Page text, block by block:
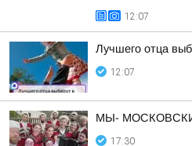
12:07
Лучшего отца
12:07
МЫ-
17:30